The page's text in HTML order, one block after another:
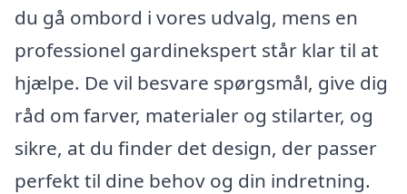
du gå ombord i vores udvalg, mens en
professionel gardinekspert står klar til at
hjælpe. De vil besvare spørgsmål, give dig
råd om farver, materialer og stilarter, og
sikre, at du finder det design, der passer
perfekt til dine behov og din indretning.